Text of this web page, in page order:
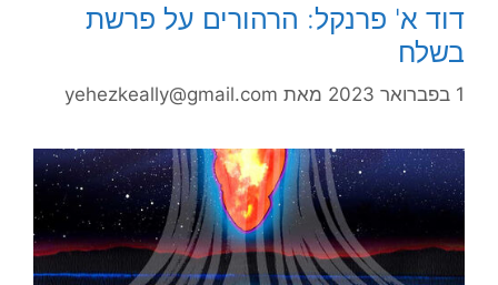
דוד א' פרנקל: הרהורים על פרשת
בשלח
1 בפברואר 2023 מאת yehezkeally@gmail.com